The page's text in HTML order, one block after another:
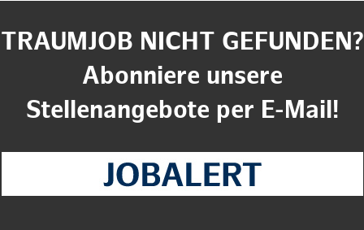
TRAUMJOB NICHT GEFUNDEN?
Abonniere unsere
Stellenangebote per E-Mail!